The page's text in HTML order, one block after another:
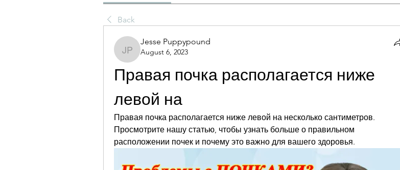
Back
Jesse Puppypound
Jesse Puppypound
August 6, 2023
Правая почка располагается ниже
левой на
Правая почка располагается ниже левой на несколько сантиметров.
Просмотрите нашу статью, чтобы узнать больше о правильном
расположении почек и почему это важно для вашего здоровья.